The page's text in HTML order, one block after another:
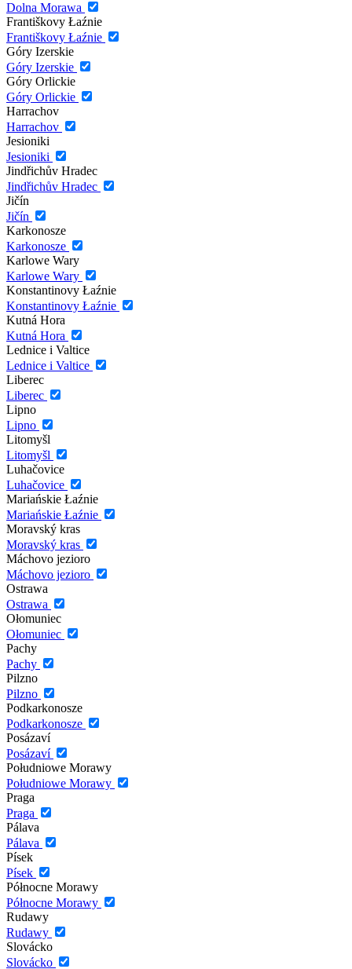
Dolna Morawa
Františkovy Łaźnie
Františkovy Łaźnie
Góry Izerskie
Góry Izerskie
Góry Orlickie
Góry Orlickie
Harrachov
Harrachov
Jesioniki
Jesioniki
Jindřichův Hradec
Jindřichův Hradec
Jičín
Jičín
Karkonosze
Karkonosze
Karlowe Wary
Karlowe Wary
Konstantinovy Łaźnie
Konstantinovy Łaźnie
Kutná Hora
Kutná Hora
Lednice i Valtice
Lednice i Valtice
Liberec
Liberec
Lipno
Lipno
Litomyšl
Litomyšl
Luhačovice
Luhačovice
Mariańskie Łaźnie
Mariańskie Łaźnie
Moravský kras
Moravský kras
Máchovo jezioro
Máchovo jezioro
Ostrawa
Ostrawa
Ołomuniec
Ołomuniec
Pachy
Pachy
Pilzno
Pilzno
Podkarkonosze
Podkarkonosze
Posázaví
Posázaví
Południowe Morawy
Południowe Morawy
Praga
Praga
Pálava
Pálava
Písek
Písek
Północne Morawy
Północne Morawy
Rudawy
Rudawy
Slovácko
Slovácko